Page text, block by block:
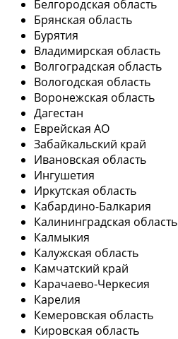
Белгородская область
Брянская область
Бурятия
Владимирская область
Волгоградская область
Вологодская область
Воронежская область
Дагестан
Еврейская АО
Забайкальский край
Ивановская область
Ингушетия
Иркутская область
Кабардино-Балкария
Калининградская область
Калмыкия
Калужская область
Камчатский край
Карачаево-Черкесия
Карелия
Кемеровская область
Кировская область